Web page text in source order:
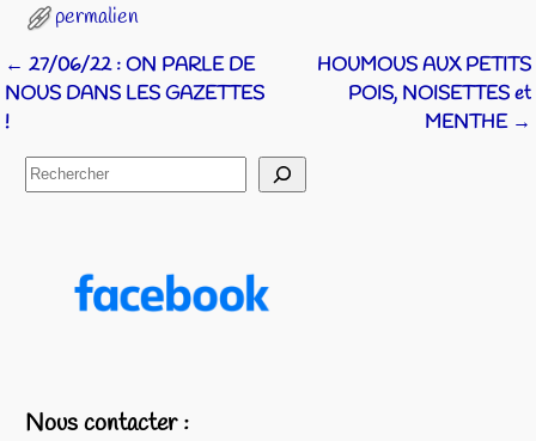
permalien
Navigation des articles
← 27/06/22 : ON PARLE DE
NOUS DANS LES GAZETTES
!
HOUMOUS AUX PETITS
POIS, NOISETTES et
MENTHE →
Nous contacter :